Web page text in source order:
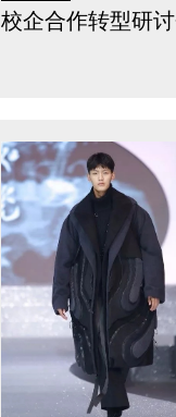
校企合作转型研